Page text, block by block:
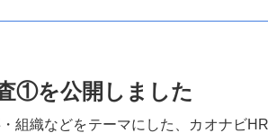
①を公開しました
組織などをテーマにした、カオナビ